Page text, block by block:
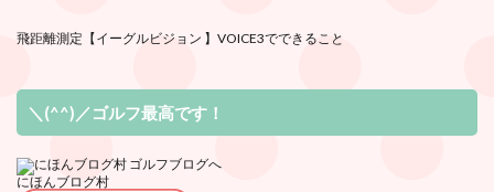
飛距離測定 【イーグルビジョン 】VOICE3でできること
＼(^^)／ゴルフ最高です！
にほんブログ村